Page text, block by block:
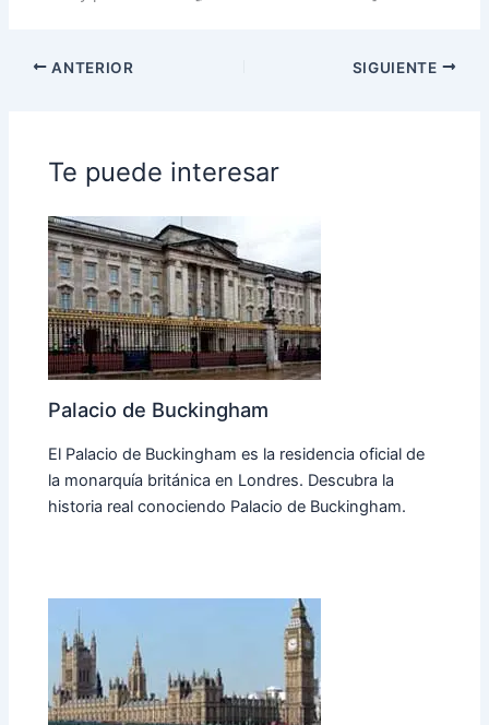
ANTERIOR SIGUIENTE
Te puede interesar
Palacio de Buckingham
El Palacio de Buckingham es la residencia oficial de
la monarquía británica en Londres. Descubra la
historia real conociendo Palacio de Buckingham.